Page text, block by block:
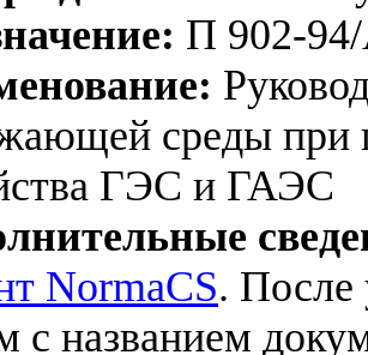
П 902-
среды при
ГЭС и ГАЭС
NormaCS. После
с названием